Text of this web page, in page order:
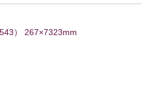
） 267×7323mm